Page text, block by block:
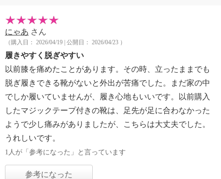
にゃあ さん
（購入日： 2026/04/19 | 公開日： 2026/04/23 ）
履きやすく脱ぎやすい
以前膝を痛めたことがあります。その時、立ったままでも
脱ぎ履きできる靴がないと外出が苦痛でした。まだ家の中
でしか履いていませんが、履き心地もいいです。以前購入
したマジックテープ付きの靴は、足先が足に合わなかった
ようで少し痛みがありましたが、こちらは大丈夫でした。
うれしいです。
1人が「参考になった」と言っています
参考になった